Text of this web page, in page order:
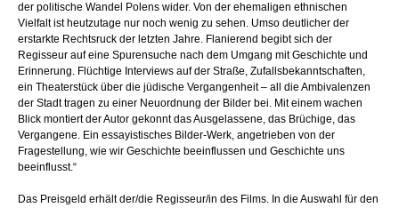
der politische Wandel Polens wider. Von der ehemaligen ethnischen
Vielfalt ist heutzutage nur noch wenig zu sehen. Umso deutlicher der
erstarkte Rechtsruck der letzten Jahre. Flanierend begibt sich der
Regisseur auf eine Spurensuche nach dem Umgang mit Geschichte und
Erinnerung. Flüchtige Interviews auf der Straße, Zufallsbekanntschaften,
ein Theaterstück über die jüdische Vergangenheit – all die Ambivalenzen
der Stadt tragen zu einer Neuordnung der Bilder bei. Mit einem wachen
Blick montiert der Autor gekonnt das Ausgelassene, das Brüchige, das
Vergangene. Ein essayistisches Bilder-Werk, angetrieben von der
Fragestellung, wie wir Geschichte beeinflussen und Geschichte uns
beeinflusst.“
Das Preisgeld erhält der/die Regisseur/in des Films. In die Auswahl für den